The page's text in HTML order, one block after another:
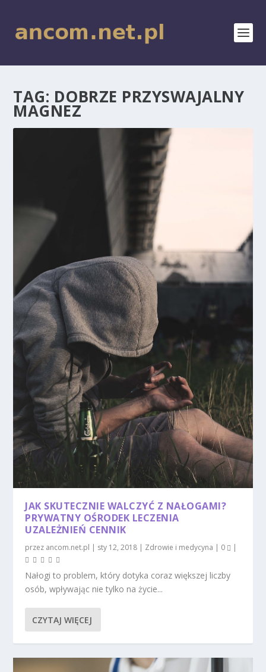
TAG: DOBRZE PRZYSWAJALNY
MAGNEZ
JAK SKUTECZNIE WALCZYĆ Z NAŁOGAMI?
PRYWATNY OŚRODEK LECZENIA
UZALEŻNIEŃ CENNIK
przez ancom.net.pl | sty 12, 2018 | Zdrowie i medycyna | 0 |
Nałogi to problem, który dotyka coraz większej liczby
osób, wpływając nie tylko na życie...
CZYTAJ WIĘCEJ